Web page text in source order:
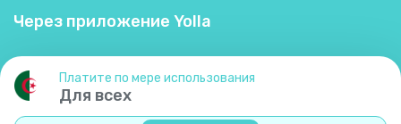
Через приложение Yolla
Платите по мере использования
Для всех